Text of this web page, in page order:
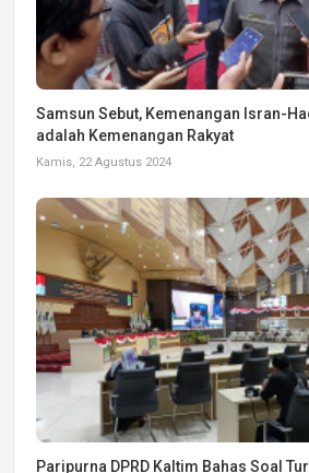
Samsun Sebut, Kemenangan Isran-
adalah Kemenangan Rakyat
Kamis, 22 Agustus 2024
Paripurna DPRD Kaltim Bahas Soal